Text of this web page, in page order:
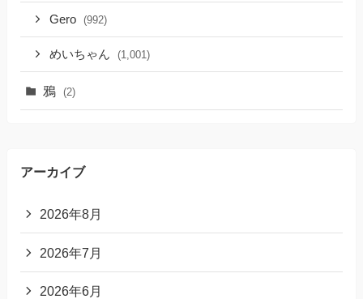
Gero (992)
めいちゃん (1,001)
鴉 (2)
アーカイブ
2026年8月
2026年7月
2026年6月